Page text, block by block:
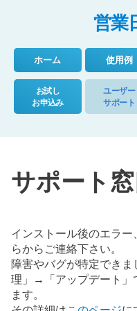
営業
ホーム 使用例
お試し
お申込み
ユーザー
サポート
サポート窓
インストール後のエラ
らからご連絡下さい。
障害やバグが特定でき
理」→「アップデート」
ます。